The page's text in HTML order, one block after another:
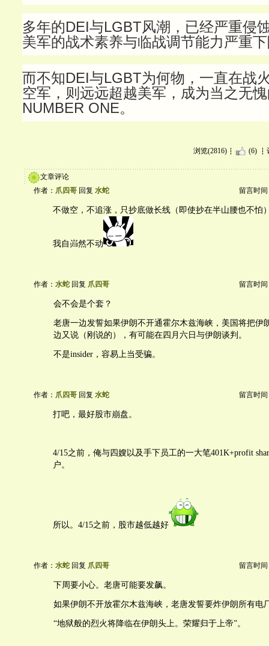
多年的DEI与LGBT风潮，已经严重侵
美军的战术素养与临战调节能力严重
而不知DEI与LGBT为何物，一直在战
空军，则远远超越美军，成为当之无
NUMBER ONE。
浏览(2816) (6)
文章评论
作者： 爪四哥 回复 水蛇 留言时间
不做空，不追涨，只抄底做长线（即使抄在半山腰也不怕
我自岿然不动
作者： 水蛇 回复 爪四哥 留言时间
会不会是个套？
老唐一边发誓如果伊朗不开通霍尔木兹海峡，美国将把伊
边又说（刚说的），有可能在四月六日与伊朗谈判。
不是insider，容易上当受骗。
作者： 爪四哥 回复 水蛇 留言时间
打吧，最好股市崩盘。
4/15之前，俺与四嫂以及手下员工的一大笔401K+profit
户。
所以。4/15之前，股市越低越好
作者： 水蛇 回复 爪四哥 留言时间
下周要小心。老唐可能要发飙。
如果伊朗不开放霍尔木兹海峡，老唐发誓要炸伊朗所有电
“地狱般的烈火将降临在伊朗头上。荣耀归于上帝”。